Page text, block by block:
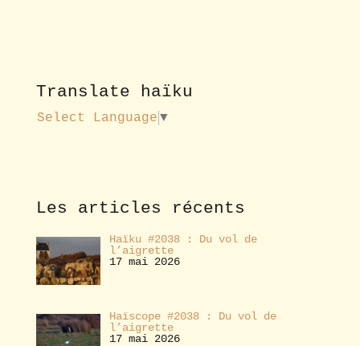
o
u
s
e
Translate haïku
Select Language ▼
Les articles récents
Haïku #2038 : Du vol de
l’aigrette
17 mai 2026
Haïscope #2038 : Du vol de
l’aigrette
17 mai 2026